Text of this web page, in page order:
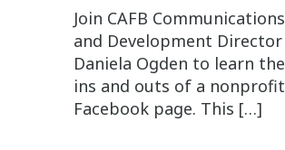
Join CAFB Communications
and Development Director
Daniela Ogden to learn the
ins and outs of a nonprofit
Facebook page. This […]